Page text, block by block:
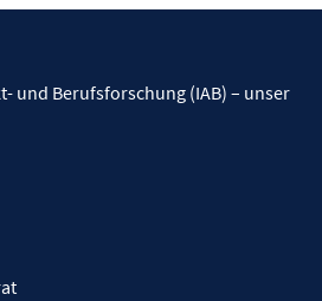
und Berufsforschung (IAB) – unser